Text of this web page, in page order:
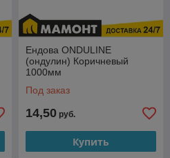
Ендова ONDULINE
(ондулин) Коричневый
1000мм
Под заказ
14,50 руб.
Купить